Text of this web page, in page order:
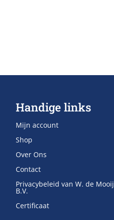
Handige links
Mijn account
Shop
Over Ons
Contact
Privacybeleid van W. de Mooij
B.V.
Certificaat